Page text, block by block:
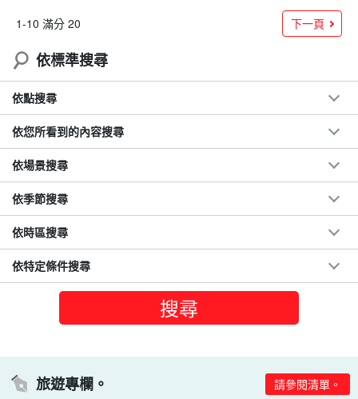
1-10 滿分 20 下一頁
依標準搜尋
依點搜尋
依您所看到的內容搜尋
依場景搜尋
依季節搜尋
依時區搜尋
依特定條件搜尋
旅遊專欄。 請參閱清單。